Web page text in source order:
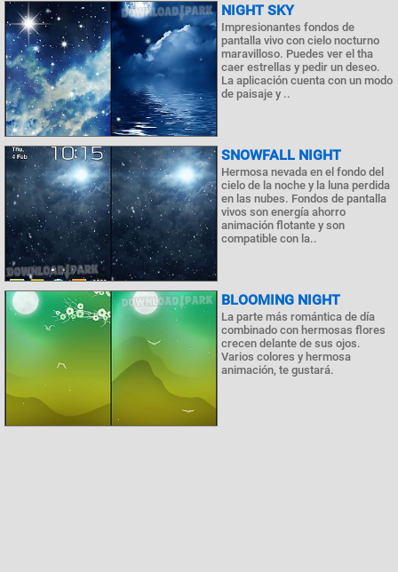
NIGHT SKY
Impresionantes fondos de
pantalla vivo con cielo nocturno
maravilloso. Puedes ver el tha
caer estrellas y pedir un deseo.
La aplicación cuenta con un modo
de paisaje y ..
SNOWFALL NIGHT
Hermosa nevada en el fondo del
cielo de la noche y la luna perdida
en las nubes. Fondos de pantalla
vivos son energía ahorro
animación flotante y son
compatible con la..
BLOOMING NIGHT
La parte más romántica de día
combinado con hermosas flores
crecen delante de sus ojos.
Varios colores y hermosa
animación, te gustará.